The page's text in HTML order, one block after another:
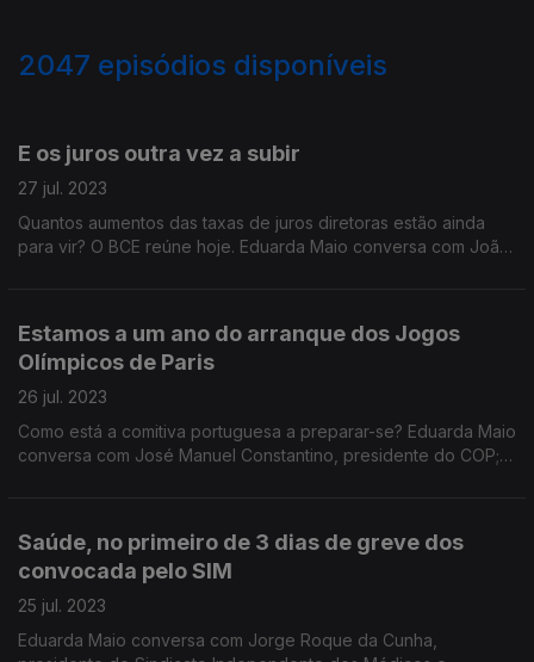
2047 episódios disponíveis
E os juros outra vez a subir
27 jul. 2023
Quantos aumentos das taxas de juros diretoras estão ainda
para vir? O BCE reúne hoje. Eduarda Maio conversa com João
Estamos a um ano do arranque dos Jogos
Olímpicos de Paris
26 jul. 2023
Como está a comitiva portuguesa a preparar-se? Eduarda Maio
conversa com José Manuel Constantino, presidente do COP;
Saúde, no primeiro de 3 dias de greve dos
convocada pelo SIM
25 jul. 2023
Eduarda Maio conversa com Jorge Roque da Cunha,